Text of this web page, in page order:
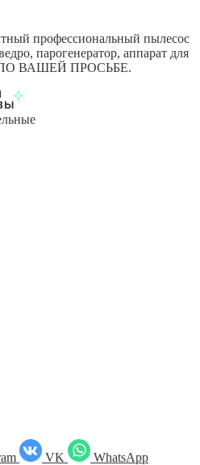
профессиональный пылесос
парогенератор, аппарат для
ПО ВАШЕЙ ПРОСЬБЕ.
VK
WhatsApp